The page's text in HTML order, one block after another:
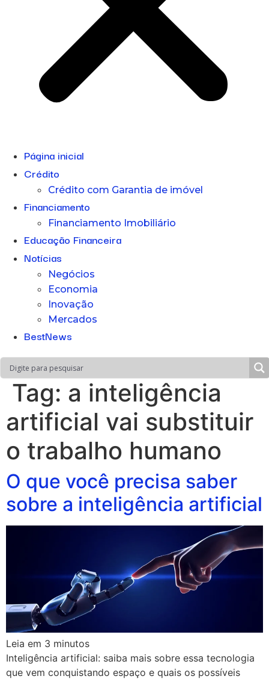
Página inicial
Crédito
Crédito com Garantia de imóvel
Financiamento
Financiamento Imobiliário
Educação Financeira
Notícias
Negócios
Economia
Inovação
Mercados
BestNews
Tag: a inteligência
artificial vai substituir
o trabalho humano
O que você precisa saber
sobre a inteligência artificial
Leia em 3 minutos
Inteligência artificial: saiba mais sobre essa tecnologia
que vem conquistando espaço e quais os possíveis